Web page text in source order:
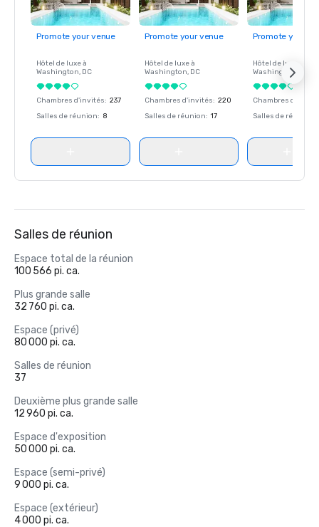
Promote your venue
Hôtel de luxe à
Washington, DC
Chambres d'invités: 237
Salles de réunion: 8
Promote your venue
Hôtel de luxe à
Washington, DC
Chambres d'invités: 220
Salles de réunion: 17
Promote your
Hôtel de luxe à
Washington
Chambres
Salles de réunion
Salles de réunion
Espace total de la réunion
100 566 pi. ca.
Plus grande salle
32 760 pi. ca.
Espace (privé)
80 000 pi. ca.
Salles de réunion
37
Deuxième plus grande salle
12 960 pi. ca.
Espace d'exposition
50 000 pi. ca.
Espace (semi-privé)
9 000 pi. ca.
Espace (extérieur)
4 000 pi. ca.